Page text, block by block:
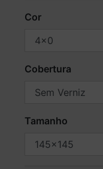
Cor
Cobertura
Tamanho